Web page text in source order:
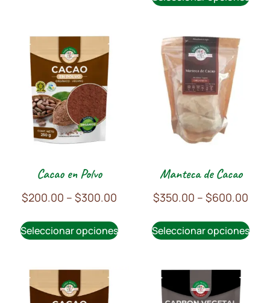
Cacao en Polvo
$200.00 – $300.00
Seleccionar opciones
Manteca de Cacao
$350.00 – $600.00
Seleccionar opciones